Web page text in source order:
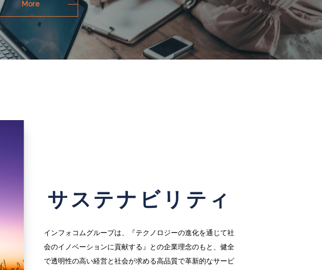
More
サステナビリティ
インフォコムグループは、『テクノロジーの進化を通じて社
会のイノベーションに貢献する』との企業理念のもと、健全
で透明性の高い経営と社会が求める高品質で革新的なサービ